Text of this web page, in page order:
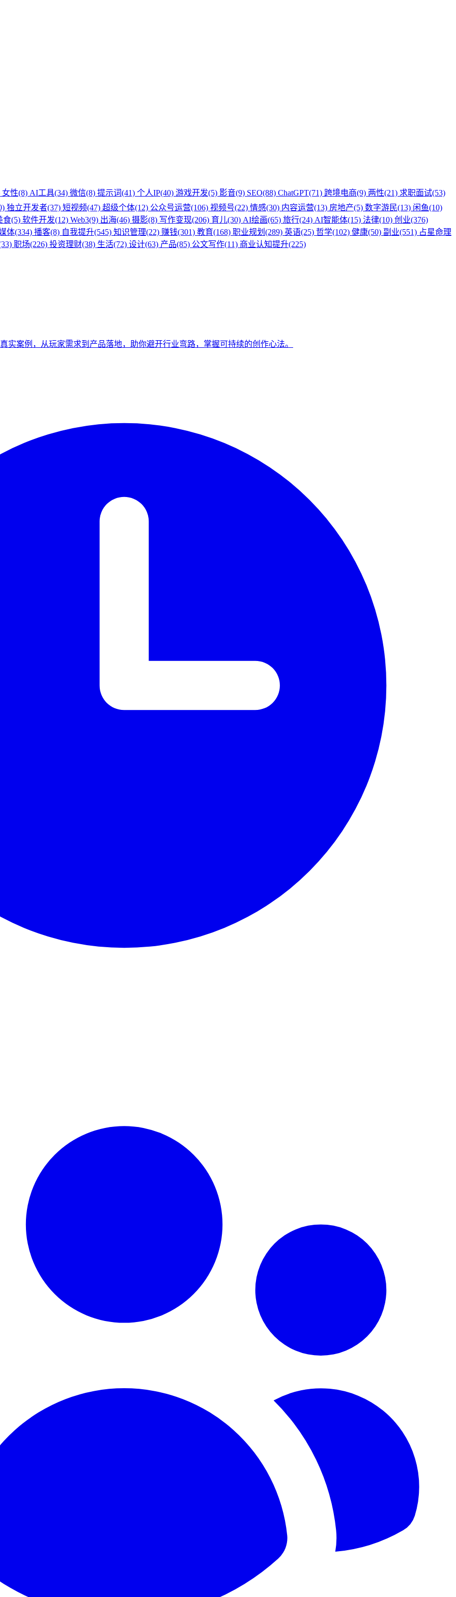
女性(8) AI工具(34) 微信(8) 提示词(41) 个人IP(40) 游戏开发(5) 影音(9) SEO(88) ChatGPT(71) 跨境电商(9) 两性(21) 求职面试(53)
独立开发者(37) 短视频(47) 超级个体(12) 公众号运营(106) 视频号(22) 情感(30) 内容运营(13) 房地产(5) 数字游民(13) 闲鱼(10)
食(5) 软件开发(12) Web3(9) 出海(46) 摄影(8) 写作变现(206) 育儿(30) AI绘画(65) 旅行(24) AI智能体(15) 法律(10) 创业(376)
体(334) 播客(8) 自我提升(545) 知识管理(22) 赚钱(301) 教育(168) 职业规划(289) 英语(25) 哲学(102) 健康(50) 副业(551) 占星命理
职场(226) 投资理财(38) 生活(72) 设计(63) 产品(85) 公文写作(11) 商业认知提升(225)
实案例，从玩家需求到产品落地，助你避开行业弯路，掌握可持续的创作心法。